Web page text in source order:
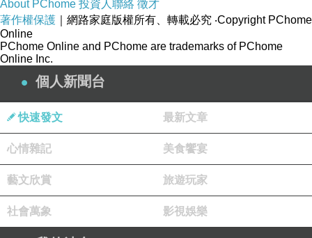
子、綠色植栽，看起來也很有味道。
About PChome 投資人聯絡 徵才
著作權保護 ｜網路家庭版權所有、轉載必究 ‧Copyright PChome
Online
PChome Online and PChome are trademarks of PChome
Online Inc.
個人新聞台
快速發文 最新文章
心情雜記 美食饗宴
藝文欣賞 旅遊玩家
社會萬象 影視娛樂